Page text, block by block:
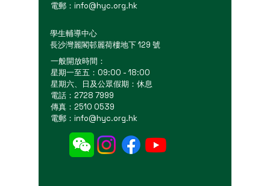
電郵： info@hyc.org.hk
學生輔導中心
長沙灣麗閣邨麗荷樓地下 129 號
一般開放時間：
星期一至五：09:00 - 18:00
星期六、日及公眾假期：休息
電話：2728 7999
傳真：2510 0539
電郵： info@hyc.org.hk